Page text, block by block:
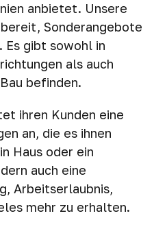
anbietet. Unsere
Sonderangebote
Es gibt sowohl in
als auch
befinden.
ihren Kunden eine
an, die es ihnen
Haus oder ein
auch eine
Arbeitserlaubnis,
mehr zu erhalten.